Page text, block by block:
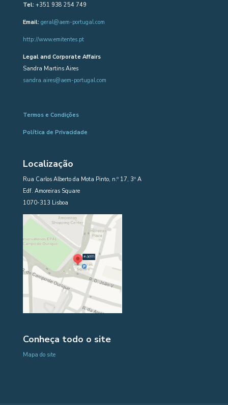
Tel:+351 938 254 749
Email: geral@aem-portugal.com
http://www.emitentes.pt
Legal and Corporate Affairs
Sandra Martins Aires
sandra.aires@aem-portugal.com
Termos e Condições
Política de Privacidade
Localização
Rua Carlos Alberto da Mota Pinto, n.º 17, 3º A
Edf. Amoreiras Square
1070-313 Lisboa
Conheça todo o site
Mapa do site